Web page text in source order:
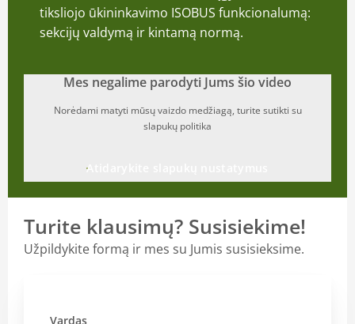
tiksliojo ūkininkavimo ISOBUS funkcionalumą:
sekcijų valdymą ir kintamą normą.
Mes negalime parodyti Jums šio video
Norėdami matyti mūsų vaizdo medžiagą, turite sutikti su
slapukų politika
Atidarykite slapukų nustatymus
Turite klausimų? Susisiekime!
Užpildykite formą ir mes su Jumis susisieksime.
Vardas